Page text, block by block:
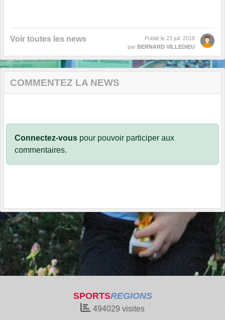
Voir toutes les news Publié le 23 juil. 2018
par BERNARD VILLEDIEU
COMMENTEZ LA NEWS
Connectez-vous pour pouvoir participer aux
commentaires.
SPORTSREGIONS
494029 visites